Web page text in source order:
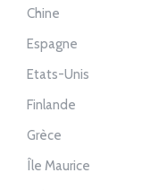
Chine
Espagne
Etats-Unis
Finlande
Grèce
Île Maurice